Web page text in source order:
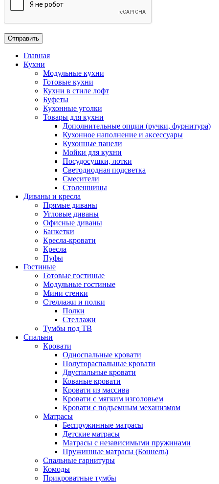
Главная
Кухни
Модульные кухни
Готовые кухни
Кухни в стиле лофт
Буфеты
Кухонные уголки
Товары для кухни
Дополнительные опции (ручки, фурнитура)
Кухонное наполнение и аксессуары
Кухонные панели
Мойки для кухни
Посудосушки, лотки
Светодиодная подсветка
Смесители
Столешницы
Диваны и кресла
Прямые диваны
Угловые диваны
Офисные диваны
Банкетки
Кресла-кровати
Кресла
Пуфы
Гостиные
Готовые гостиные
Модульные гостиные
Мини стенки
Стеллажи и полки
Полки
Стеллажи
Тумбы под ТВ
Спальни
Кровати
Односпальные кровати
Полутораспальные кровати
Двуспальные кровати
Кованые кровати
Кровати из массива
Кровати с мягким изголовьем
Кровати с подъемным механизмом
Матрасы
Беспружинные матрасы
Детские матрасы
Матрасы с независимыми пружинами
Пружинные матрасы (Боннель)
Спальные гарнитуры
Комоды
Прикроватные тумбы